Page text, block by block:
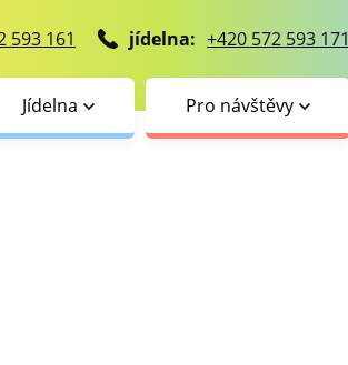
593 161 jídelna: +420 572 593 171
Jídelna Pro návštěvy